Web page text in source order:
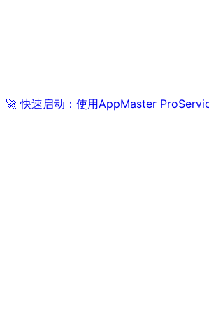
🚀 快速启动：使用AppMaster